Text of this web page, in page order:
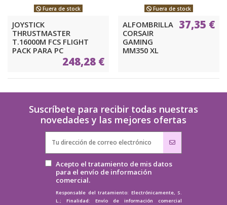
Fuera de stock
JOYSTICK
THRUSTMASTER
T.16000M FCS FLIGHT
PACK PARA PC
248,28 €
Fuera de stock
ALFOMBRILLA
CORSAIR
GAMING
MM350 XL
37,35 €
Suscríbete para recibir todas nuestras
novedades y las mejores ofertas
Acepto el tratamiento de mis datos
para el envío de información
comercial.
Responsable del tratamiento: Electrónicamente, S.
L.; Finalidad: Envío de información comercial